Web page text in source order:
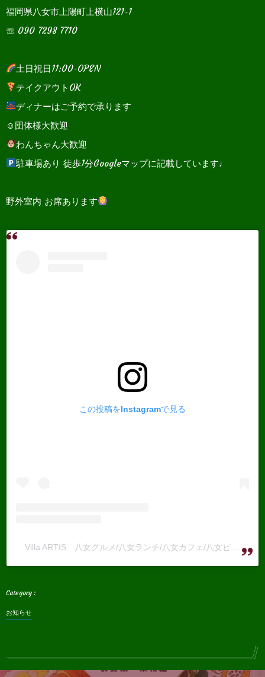
福岡県八女市上陽町上横山121-1
☏ 090 7298 7710
土日祝日11:00-OPEN
テイクアウトOK
ディナーはご予約で承ります
☺団体様大歓迎
わんちゃん大歓迎
駐車場あり 徒歩1分Googleマップに記載しています♩
野外室内 お席あります
この投稿をInstagramで見る
Villa ARTIS 八女グルメ/八女ランチ/八女カフェ/八女ピッツァ/八女ディナー(@villaartis.yame)がシェアした投稿
お知らせ